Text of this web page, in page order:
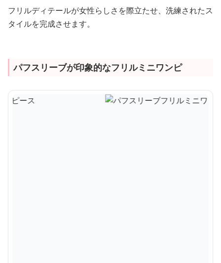
フリルディテールが女性らしさを際立たせ、洗練されたス
タイルを完成させます。
パフスリーブが印象的なフリルミニワンピ